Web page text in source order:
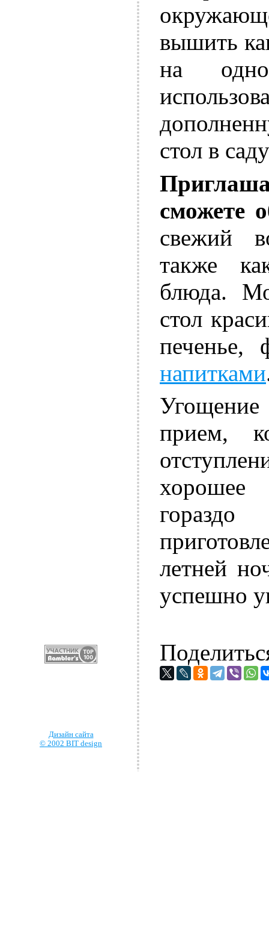
вышить
на
стол в
сможете
свежий
также
блюда.
стол
печенье,
напитками
прием,
хорошее
летней
успешно
Дизайн сайта
© 2002 BIT design